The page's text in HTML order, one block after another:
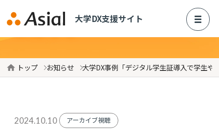
大学DX支援サイト
ソリューション
Canvas LMS 導入支援
お知らせ
トップ お知らせ 大学DX事例「デジタル学生証導入で学生や
2024.10.10 アーカイブ視聴